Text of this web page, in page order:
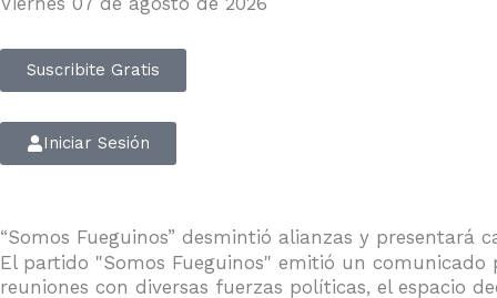
Suscribite Gratis
Iniciar Sesión
“Somos Fueguinos” desmintió alianzas y presentará
El partido "Somos Fueguinos" emitió un
reuniones con diversas fuerzas políticas, el espacio